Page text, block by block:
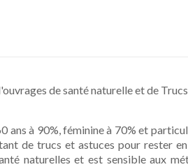
de santé naturelle et de
ans à 90%, féminine à 70% et
de trucs et astuces pour rester
naturelles et est sensible aux